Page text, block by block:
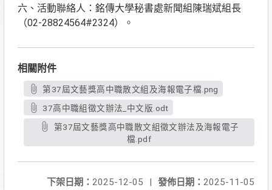
六、活動聯絡人：銘傳大學秘書處新聞組陳瑞斌組長
（02-28824564#2324）。
相關附件
第37屆文藝獎高中職散文組及海報電子檔.png
37高中職組徵文辦法_中文版.odt
檔.pdf
發佈日期： 2025-11-05
下架日期： 2025-12-05 |